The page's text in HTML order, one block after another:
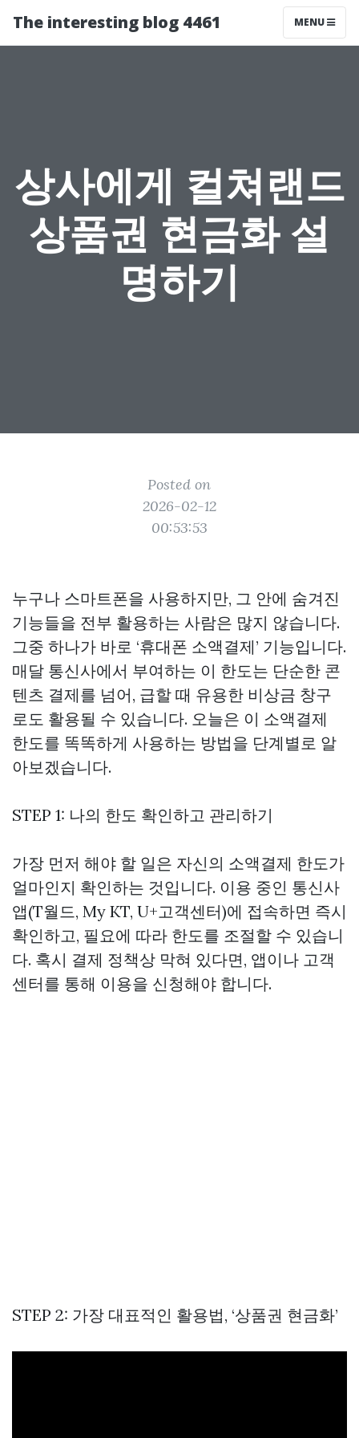
The interesting blog 4461 MENU
상사에게 컬쳐랜드
상품권 현금화 설
명하기
Posted on
2026-02-12
00:53:53
누구나 스마트폰을 사용하지만, 그 안에 숨겨진
기능들을 전부 활용하는 사람은 많지 않습니다.
그중 하나가 바로 ‘휴대폰 소액결제’ 기능입니다.
매달 통신사에서 부여하는 이 한도는 단순한 콘
텐츠 결제를 넘어, 급할 때 유용한 비상금 창구
로도 활용될 수 있습니다. 오늘은 이 소액결제
한도를 똑똑하게 사용하는 방법을 단계별로 알
아보겠습니다.
STEP 1: 나의 한도 확인하고 관리하기
가장 먼저 해야 할 일은 자신의 소액결제 한도가
얼마인지 확인하는 것입니다. 이용 중인 통신사
앱(T월드, My KT, U+고객센터)에 접속하면 즉시
확인하고, 필요에 따라 한도를 조절할 수 있습니
다. 혹시 결제 정책상 막혀 있다면, 앱이나 고객
센터를 통해 이용을 신청해야 합니다.
STEP 2: 가장 대표적인 활용법, ‘상품권 현금화’